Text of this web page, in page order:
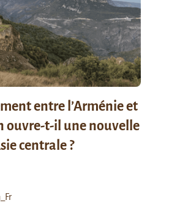
entre l’Arménie et
ouvre-t-il une nouvelle
centrale ?